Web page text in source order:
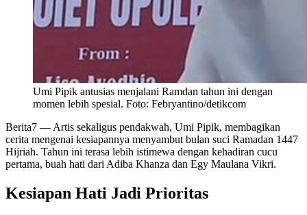
Umi Pipik antusias menjalani Ramdan tahun ini dengan
momen lebih spesial. Foto: Febryantino/detikcom
Berita7 — Artis sekaligus pendakwah, Umi Pipik, membagikan
cerita mengenai kesiapannya menyambut bulan suci Ramadan 1447
Hijriah. Tahun ini terasa lebih istimewa dengan kehadiran cucu
pertama, buah hati dari Adiba Khanza dan Egy Maulana Vikri.
Kesiapan Hati Jadi Prioritas